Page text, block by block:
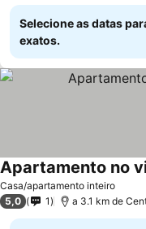
Selecione as datas
exatos.
Casa/apartamento inteiro
Apartamento no
5,0 1 a 3.1 km de